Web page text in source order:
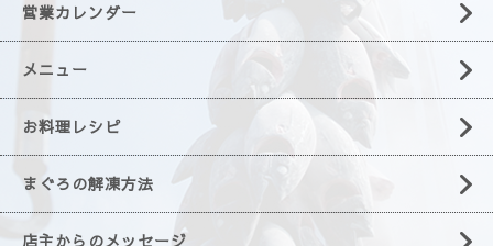
営業カレンダー
メニュー
お料理レシピ
まぐろの解凍方法
店主からのメッセージ